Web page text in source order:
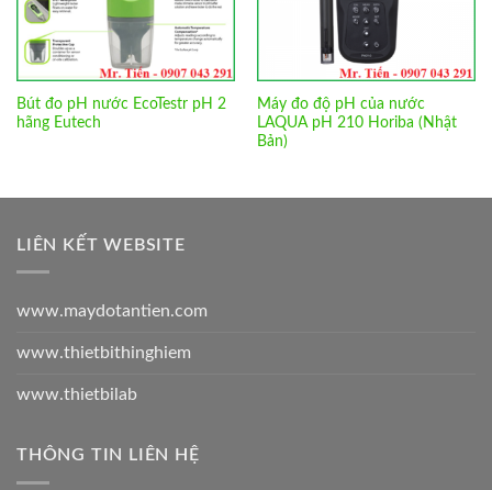
Bút đo pH nước EcoTestr pH 2
hãng Eutech
Máy đo độ pH của nước
LAQUA pH 210 Horiba (Nhật
Bản)
LIÊN KẾT WEBSITE
www.maydotantien.com
www.thietbithinghiem
www.thietbilab
THÔNG TIN LIÊN HỆ